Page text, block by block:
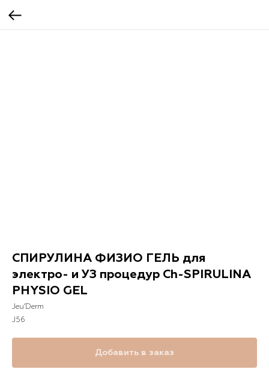
СПИРУЛИНА ФИЗИО ГЕЛЬ для
электро- и УЗ процедур Сh-SPIRULINA
PHYSIO GEL
Jeu’Derm
J56
Добавить в заказ